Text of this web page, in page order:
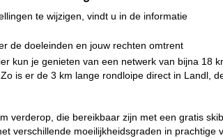
te wijzigen, vindt u in de informatie
de doeleinden en jouw rechten omtrent
kun je genieten van een netwerk van bijna 18
is er de 3 km lange rondloipe direct in Landl,
verderop, die bereikbaar zijn met een gratis
verschillende moeilijkheidsgraden in prachtige